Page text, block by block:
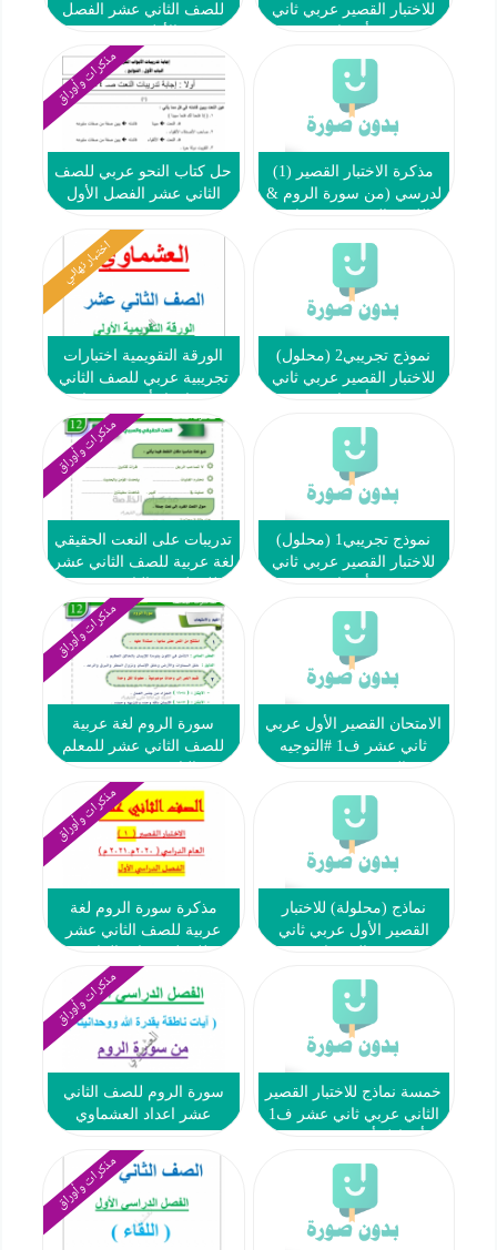
للاختبار القصير عربي ثاني
للصف الثاني عشر الفصل
مذكرة الاختبار القصير (1)
لدرسي (من سورة الروم &
2022 2023
مذكرات وأوراق
حل كتاب النحو عربي للصف
الثاني عشر الفصل الأول
نموذج تجريبي2 (محلول)
للاختبار القصير عربي ثاني
اختبار نهائي
الورقة التقويمية اختبارات
تجريبية عربي للصف الثاني
نموذج تجريبي1 (محلول)
للاختبار القصير عربي ثاني
مذكرات وأوراق
تدريبات على النعت الحقيقي
لغة عربية للصف الثاني عشر
يوسف
الامتحان القصير الأول عربي
ثاني عشر ف1 #التوجيه
مذكرات وأوراق
سورة الروم لغة عربية
للصف الثاني عشر للمعلم
نماذج (محلولة) للاختبار
القصير الأول عربي ثاني
مذكرات وأوراق
مذكرة سورة الروم لغة
عربية للصف الثاني عشر
خمسة نماذج للاختبار القصير
الثاني عربي ثاني عشر ف1
مذكرات وأوراق
سورة الروم للصف الثاني
عشر اعداد العشماوي
مذكرات وأوراق